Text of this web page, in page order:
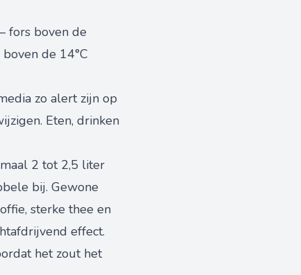
fors boven de
de 14°C
zo alert zijn op
Eten, drinken
2 tot 2,5 liter
bij. Gewone
sterke thee en
effect.
het zout het